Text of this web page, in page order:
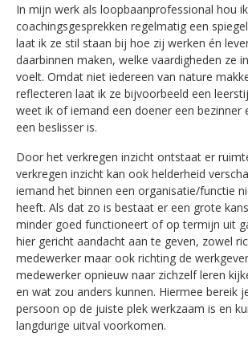
In mijn werk als loopbaanprofessional hou
coachingsgesprekken regelmatig een
laat ik ze stil staan bij hoe zij werken én
daarbinnen maken, welke vaardigheden ze
voelt. Omdat niet iedereen van nature
reflecteren laat ik ze bijvoorbeeld een
weet ik of iemand een doener een bezinner
een beslisser is.
Door het verkregen inzicht ontstaat er
verkregen inzicht kan ook helderheid
iemand het binnen een organisatie/functie
heeft. Als dat zo is bestaat er een grote
minder goed functioneert of op termijn uit
hier gericht aandacht aan te geven, zowel
medewerker maar ook richting de
medewerker opnieuw naar zichzelf leren
en wat zou anders kunnen. Hiermee bereik
persoon op de juiste plek werkzaam is en
langdurige uitval voorkomen.